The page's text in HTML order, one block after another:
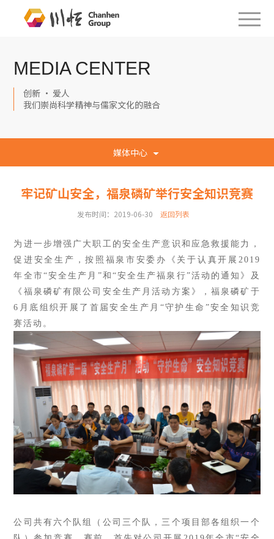
MEDIA CENTER
创新 · 爱人
我们崇尚科学精神与儒家文化的融合
媒体中心
牢记矿山安全，福泉磷矿举行安全知识竞赛
发布时间：2019-06-30 返回列表
为进一步增强广大职工的安全生产意识和应急救援能力，
促进安全生产，按照福泉市安委办《关于认真开展2019
年全市“安全生产月”和“安全生产福泉行”活动的通知》及
《福泉磷矿有限公司安全生产月活动方案》，福泉磷矿于
6月底组织开展了首届安全生产月“守护生命”安全知识竞
赛活动。
公司共有六个队组（公司三个队，三个项目部各组织一个